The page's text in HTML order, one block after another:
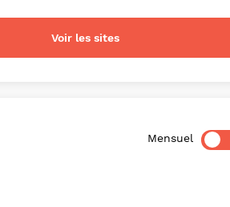
Voir les sites
Mensuel